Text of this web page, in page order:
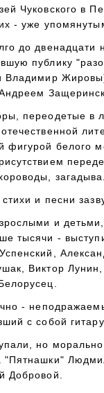
Чуковского в
- уже
до двенадцати
публику
Владимир
переодетые в
отечественной
фигурой белого
и песни
и
тысячи -
Виктор
-
с собой
но
"Пятнашки"
Добровой.